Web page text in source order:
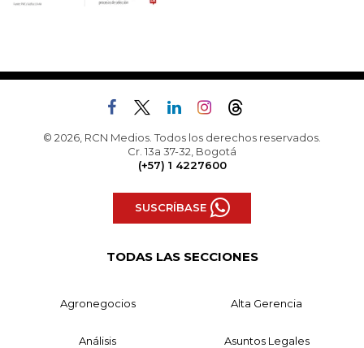
© 2026, RCN Medios. Todos los derechos reservados.
Cr. 13a 37-32, Bogotá
(+57) 1 4227600
SUSCRÍBASE
TODAS LAS SECCIONES
Agronegocios Alta Gerencia
Análisis Asuntos Legales